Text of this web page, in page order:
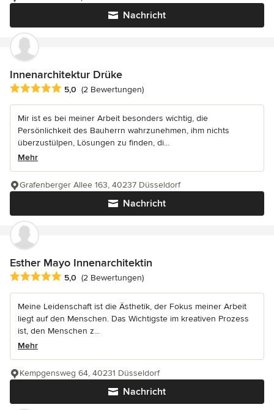
Nachricht
Innenarchitektur Drüke
Durchschnittliche Bewertung: 5 von 5 Sternen
5,0 (2 Bewertungen)
Mir ist es bei meiner Arbeit besonders wichtig, die
Persönlichkeit des Bauherrn wahrzunehmen, ihm nichts
überzustülpen, Lösungen zu finden, di...
Mehr
Nachricht
Grafenberger Allee 163, 40237 Düsseldorf
Esther Mayo Innenarchitektin
Durchschnittliche Bewertung: 5 von 5 Sternen
5,0 (2 Bewertungen)
Meine Leidenschaft ist die Ästhetik, der Fokus meiner Arbeit
liegt auf den Menschen. Das Wichtigste im kreativen Prozess
ist, den Menschen z...
Mehr
Nachricht
Kempgensweg 64, 40231 Düsseldorf